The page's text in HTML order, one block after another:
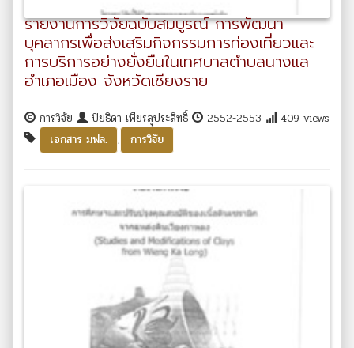
รายงานการวิจัยฉบับสมบูรณ์ การพัฒนา
บุคลากรเพื่อส่งเสริมกิจกรรมการท่องเที่ยวและ
การบริการอย่างยั่งยืนในเทศบาลตำบลนางแล
อำเภอเมือง จังหวัดเชียงราย
การวิจัย ปิยธิดา เพียรลุประสิทธิ์ 2552-2553
409 views
เอกสาร มฟล.
, การวิจัย